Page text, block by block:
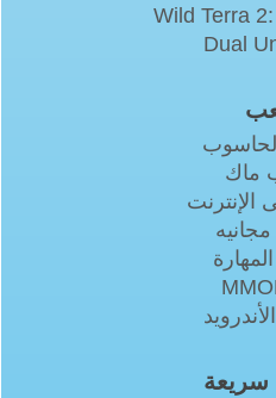
Wild Terra
Dual
ماك
الإنترنت
سريعة